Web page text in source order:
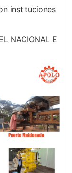
instituciones
NACIONAL E